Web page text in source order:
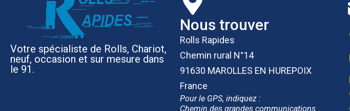
Votre spécialiste de Rolls, Chariot,
neuf, occasion et sur mesure dans
le 91.
Nous trouver
Rolls Rapides
Chemin rural N°14
91630 MAROLLES EN HUREPOIX
France
Pour le GPS, indiquez :
Chemin des grandes communications